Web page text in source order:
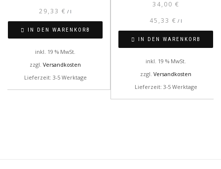
29,33 € / l
IN DEN WARENKORB
inkl. 19 % MwSt.
zzgl. Versandkosten
Lieferzeit: 3-5 Werktage
34,00 €
45,33 € / l
IN DEN WARENKORB
inkl. 19 % MwSt.
zzgl. Versandkosten
Lieferzeit: 3-5 Werktage